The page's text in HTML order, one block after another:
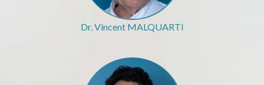
Dr. Vincent MALQUARTI